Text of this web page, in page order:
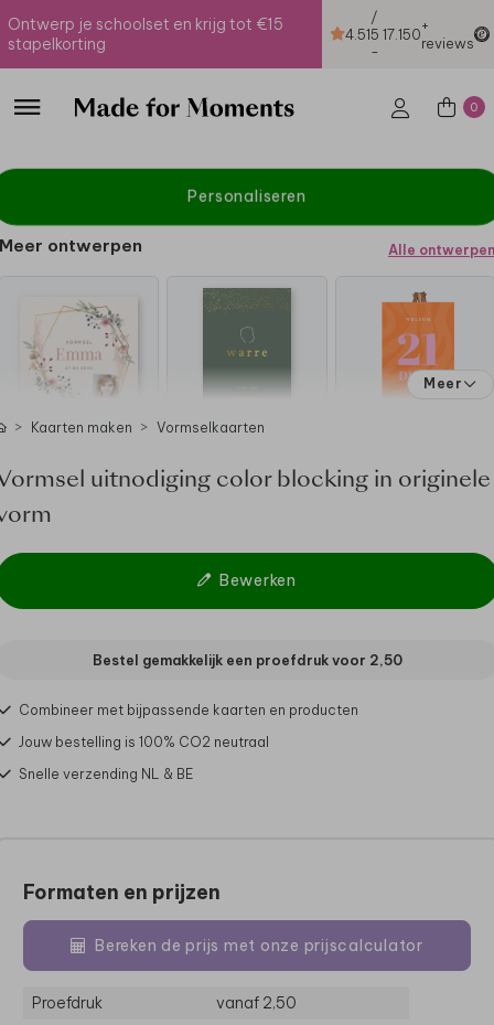
Ontwerp je schoolset en krijg tot €15
stapelkorting
4.51
/
5
-
17.150+
reviews
0
Personaliseren
Meer ontwerpen Alle ontwerpen
Meer
Kaarten maken Vormselkaarten
uitnodiging color blocking in originele
Bewerken
Bestel gemakkelijk een proefdruk voor 2,50
Combineer met bijpassende kaarten en producten
Jouw bestelling is 100% CO2 neutraal
Snelle verzending NL & BE
Formaten en prijzen
Bereken de prijs met onze prijscalculator
Proefdruk
vanaf 2,50